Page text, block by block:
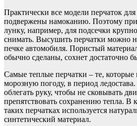
Практически все модели перчаток
подвержены намоканию. Поэтому
лунку, например, для подсечки
снимать. Высушить перчатки можно
печке автомобиля. Пористый
обычно сделаны, сохнет достаточно
Самые теплые перчатки – те, которые
морозную погоду, в период
облегать руку, чтобы не сковывать
препятствовать сохранению тепла. В
таких перчатках используется
синтетический материал.